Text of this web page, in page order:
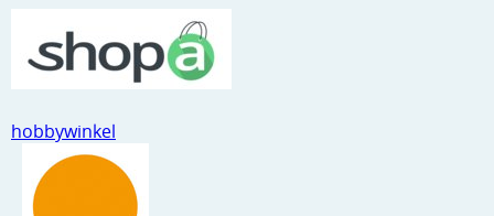
Ponsen
Snijmaterialen
Speciaal papier
hobbywinkel